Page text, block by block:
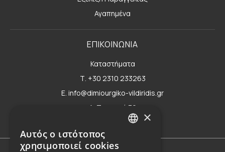
Αγαπημένα
ΕΠΙΚΟΙΝΩΝΙΑ
Καταστήματα
Τ. +30 2310 233263
E. info@dimiourgiko-vildiridis.gr
Δ. Τσιμισκή 70
Φόρμα επικοινωνίας×
Αυτός ο ιστότοπος
χρησιμοποιεί cookies